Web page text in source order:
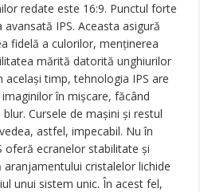
redate este 16:9. Punctul forte
IPS. Aceasta asigură
fidelă a culorilor, menținerea
mărită datorită unghiurilor
același timp, tehnologia IPS are
în mișcare, făcând
Cursele de mașini și restul
astfel, impecabil. Nu în
oferă ecranelor stabilitate și
cristalelor lichide
unui sistem unic. În acest fel,